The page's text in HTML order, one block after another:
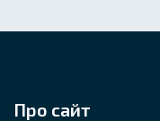
Про сайт